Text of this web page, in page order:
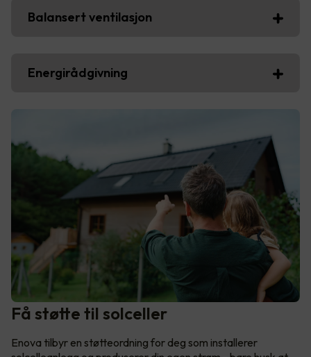
Balansert ventilasjon
Energirådgivning
Få støtte til solceller
Enova tilbyr en støtteordning for deg som installerer